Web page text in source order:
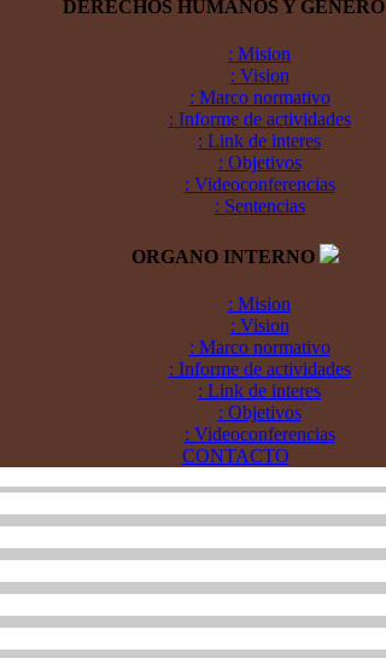
DERECHOS HUMANOS Y GÉNERO
: Mision
: Vision
: Marco normativo
: Informe de actividades
: Link de interes
: Objetivos
: Videoconferencias
: Sentencias
ORGANO INTERNO
: Mision
: Vision
: Marco normativo
: Informe de actividades
: Link de interes
: Objetivos
: Videoconferencias
CONTACTO